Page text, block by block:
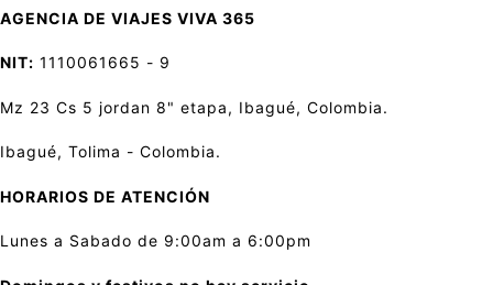
AGENCIA DE VIAJES VIVA 365
NIT: 1110061665 - 9
Mz 23 Cs 5 jordan 8" etapa, Ibagué, Colombia.
Ibagué, Tolima - Colombia.
HORARIOS DE ATENCIÓN
Lunes a Sabado de 9:00am a 6:00pm